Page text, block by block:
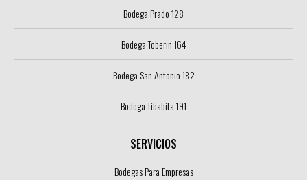
Bodega Prado 128
Bodega Toberin 164
Bodega San Antonio 182
Bodega Tibabita 191
SERVICIOS
Bodegas Para Empresas